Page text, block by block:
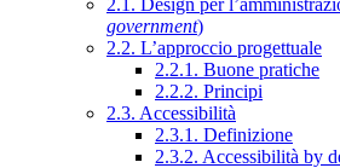
2.1. Design per
government)
2.2. L’approccio progettuale
2.2.1. Buone pratiche
2.2.2. Principi
2.3. Accessibilità
2.3.1. Definizione
2.3.2. Accessibilità by